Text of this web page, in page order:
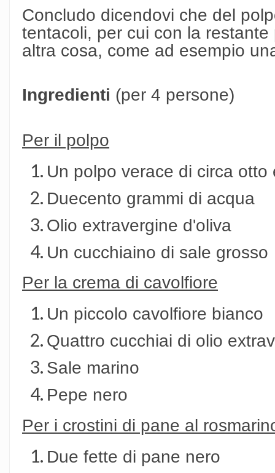
Concludo dicendovi che del
tentacoli, per cui con la
altra cosa, come ad esempio
Ingredienti (per 4 persone)
Per il polpo
Un polpo verace di circa otto
Duecento grammi di acqua
Olio extravergine d'oliva
Un cucchiaino di sale grosso
Per la crema di cavolfiore
Un piccolo cavolfiore bianco
Quattro cucchiai di olio
Sale marino
Pepe nero
Per i crostini di pane al
Due fette di pane nero